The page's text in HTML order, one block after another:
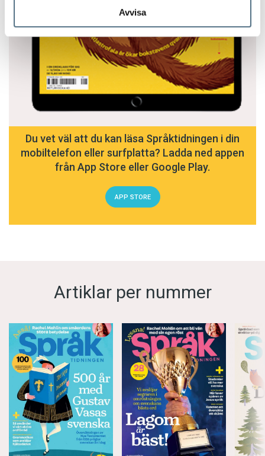
Avvisa
Du vet väl att du kan läsa Språktidningen i din
mobiltelefon eller surfplatta? Ladda ned appen
från App Store eller Google Play.
APP STORE
Artiklar per nummer